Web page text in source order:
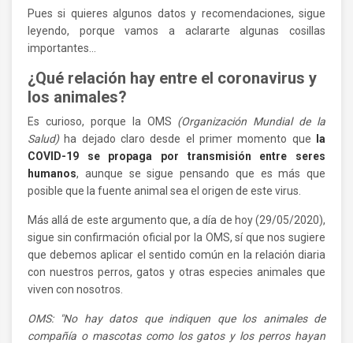
Pues si quieres algunos datos y recomendaciones, sigue
leyendo, porque vamos a aclararte algunas cosillas
importantes…
¿Qué relación hay entre el coronavirus y
los animales?
Es curioso, porque la OMS (Organización Mundial de la
Salud) ha dejado claro desde el primer momento que
la
COVID-19 se propaga por transmisión entre seres
humanos, aunque se sigue pensando que es más que
posible que la fuente animal sea el origen de este virus.
Más allá de este argumento que, a día de hoy (29/05/2020),
sigue sin confirmación oficial por la OMS, sí que nos sugiere
que debemos aplicar el sentido común en la relación diaria
con nuestros perros, gatos y otras especies animales que
viven con nosotros.
OMS: "No hay datos que indiquen que los animales de
compañía o mascotas como los gatos y los perros hayan